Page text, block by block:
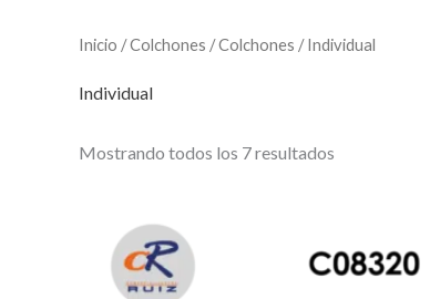
Inicio /Colchones /Colchones / Individual
Individual
Mostrando todos los 7 resultados